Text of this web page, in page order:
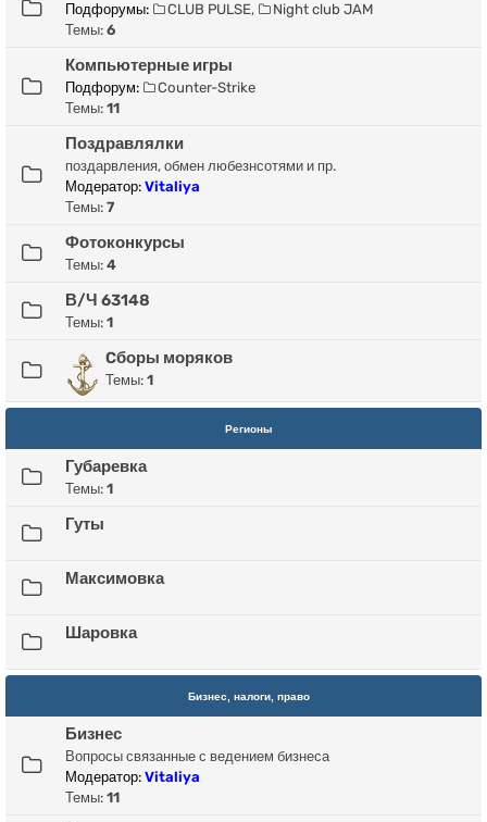
Подфорумы: CLUB PULSE,
Night club JAM
Темы: 6
Компьютерные игры
Подфорум:
Counter-Strike
Темы: 11
Поздравлялки
поздарвления, обмен любезнсотями и пр.
Модератор: Vitaliya
Темы: 7
Фотоконкурсы
Темы: 4
В/Ч 63148
Темы: 1
Cборы моряков
Темы: 1
Регионы
Губаревка
Темы: 1
Гуты
Максимовка
Шаровка
Бизнес, налоги, право
Бизнес
Вопросы связанные с ведением бизнеса
Модератор: Vitaliya
Темы: 11